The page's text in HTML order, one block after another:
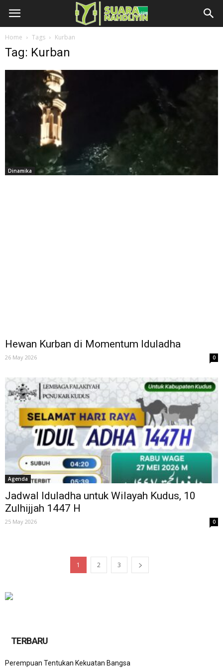
Home Tags Kurban
Tag: Kurban
Dinamika
Hewan Kurban di Momentum Iduladha
26 May 2026 0
Agenda
Jadwal Iduladha untuk Wilayah Kudus, 10
Zulhijjah 1447 H
25 May 2026 0
1 2 3
TERBARU
Perempuan Tentukan Kekuatan Bangsa